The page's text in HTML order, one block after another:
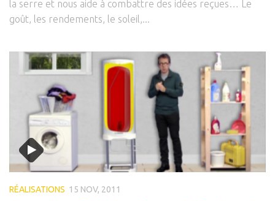
la serre et nous aide à combattre des idées reçues… Le
goût, les rendements, le soleil,...
RÉALISATIONS 15 NOV, 2011